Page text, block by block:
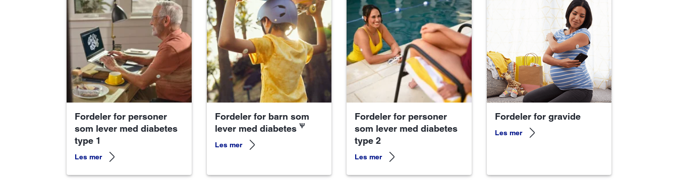
Fordeler for personer
som lever med diabetes
type 1
Les mer
Fordeler for barn som
lever med diabetes Ѱ
Les mer
Fordeler for personer
som lever med diabetes
type 2
Les mer
Fordeler for gravide
Les mer